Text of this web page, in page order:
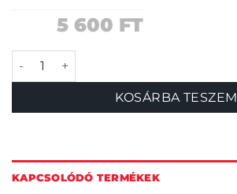
5 600 FT
Szotyi nyakörv mennyiség
KOSÁRBA TESZEM
KAPCSOLÓDÓ TERMÉKEK